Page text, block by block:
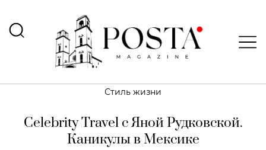
Стиль жизни
Celebrity Travel с Яной Рудковской.
Каникулы в Мексике